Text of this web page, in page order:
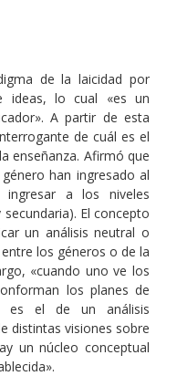
de la laicidad por
ideas, lo cual «es un
A partir de esta
de cuál es el
enseñanza. Afirmó que
han ingresado al
a los niveles
El concepto
un análisis neutral o
los géneros o de la
«cuando uno ve los
los planes de
es el de un análisis
distintas visiones sobre
un núcleo conceptual